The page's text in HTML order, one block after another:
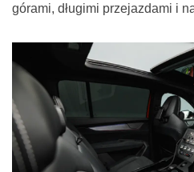
górami, długimi przejazdami i